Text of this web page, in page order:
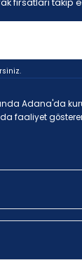
Adana'da
faaliyet